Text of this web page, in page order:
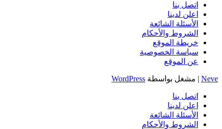
اتصل بنا
اعلن لدينا
الأسئلة الشائعة
الشروط والأحكام
خريطة الموقع
سياسة الخصوصية
عن الموقع
Neve | مشغل بواسطة WordPress
اتصل بنا
اعلن لدينا
الأسئلة الشائعة
الشروط والأحكام